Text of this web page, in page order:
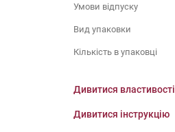
Умови відпуску
Вид упаковки
Кількість в упаковці
Дивитися
Дивитися інструкцію